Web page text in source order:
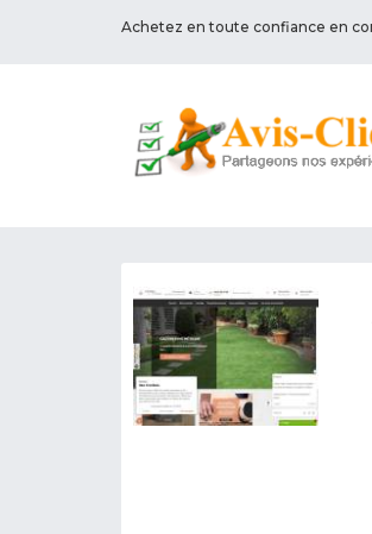
Achetez en toute confiance en